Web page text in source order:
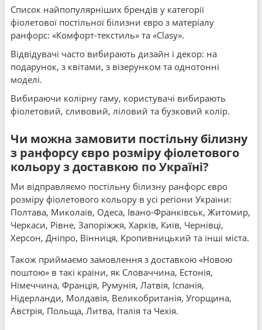
Список найпопулярніших брендів у категорії
фіолетової постільної білизни євро з матеріалу
ранфорс: «Комфорт-текстиль» та «Clasy».
Відвідувачі часто вибирають дизайн і декор: на
подарунок, з квітами, з візерунком та однотонні
моделі.
Вибираючи колірну гаму, користувачі вибирають
фіолетовий, сливовий, ліловий та бузковий колір.
Чи можна замовити постільну білизну
з ранфорсу євро розміру фіолетового
кольору з доставкою по Україні?
Ми відправляємо постільну білизну ранфорс євро
розміру фіолетового кольору в усі регіони України:
Полтава, Миколаїв, Одеса, Івано-Франківськ, Житомир,
Черкаси, Рівне, Запоріжжя, Харків, Київ, Чернівці,
Херсон, Дніпро, Вінниця, Кропивницький та інші міста.
Також приймаємо замовлення з доставкою «Новою
поштою» в такі країни, як Словаччина, Естонія,
Німеччина, Франція, Румунія, Латвія, Іспанія,
Нідерланди, Молдавія, Великобританія, Угорщина,
Австрія, Польща, Литва, Італія та Чехія.